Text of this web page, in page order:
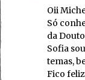
Oii
Só
da
Sofia
temas,
Fico